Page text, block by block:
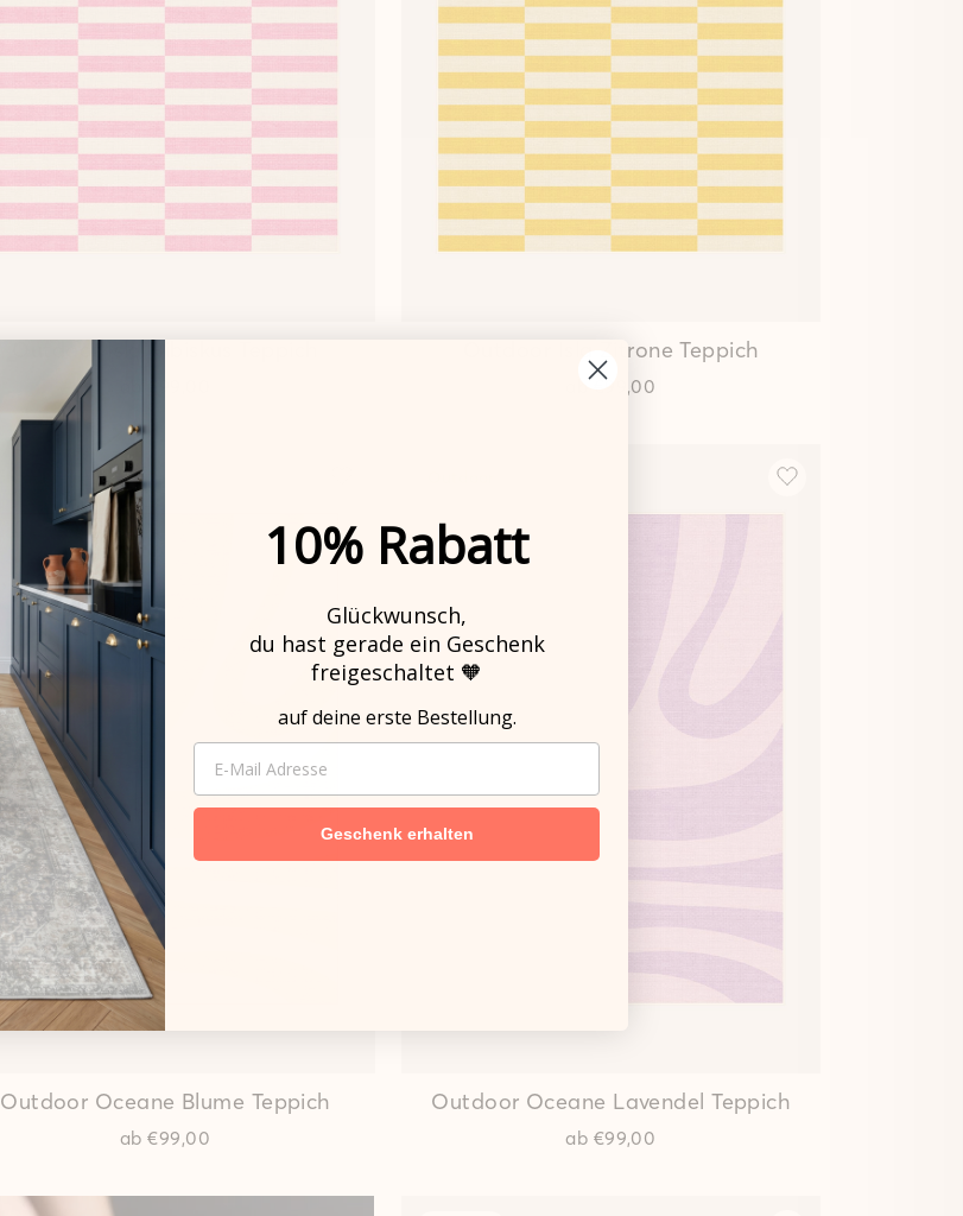
Outdoor Isla Zitrone Teppich
ab €99,00
Outdoor Oceane Blume Teppich
ab€99,00
Outdoor Oceane Lavendel Teppich
ab €99,00
10% Rabatt
Glückwunsch,
du hast gerade ein Geschenk
freigeschaltet 🧡
auf deine erste Bestellung.
EMAIL
Geschenk erhalten